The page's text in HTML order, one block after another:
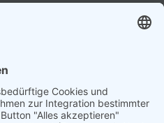
5